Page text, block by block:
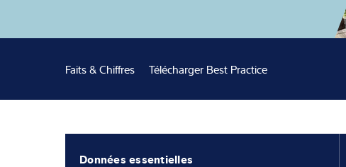
Solutions Industrielles
Actualités
Faits & Chiffres Télécharger Best Practice
Données essentielles